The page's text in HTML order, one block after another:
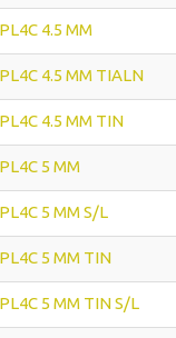
4.5 MM
4.5 MM TIALN
4.5 MM TIN
5 MM
5 MM S/L
5 MM TIN
5 MM TIN S/L